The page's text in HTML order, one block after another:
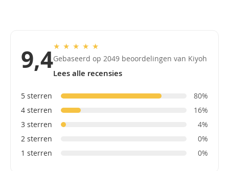
9,4★ ★ ★ ★ ★
Gebaseerd op 2049 beoordelingen van Kiyoh
Lees alle recensies
5 sterren
80%
4 sterren
16%
3 sterren
4%
2 sterren
0%
1 sterren
0%